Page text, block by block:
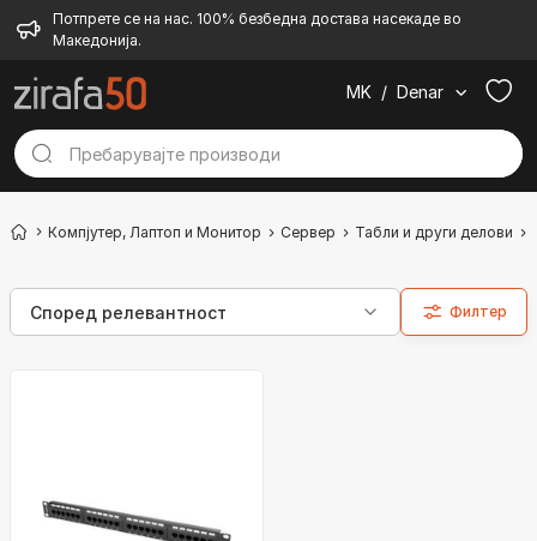
Потпрете се на нас. 100% безбедна достава насекаде во
Македонија.
MK / Denar
Компјутер, Лаптоп и Монитор Сервер Табли и други делови
Филтер